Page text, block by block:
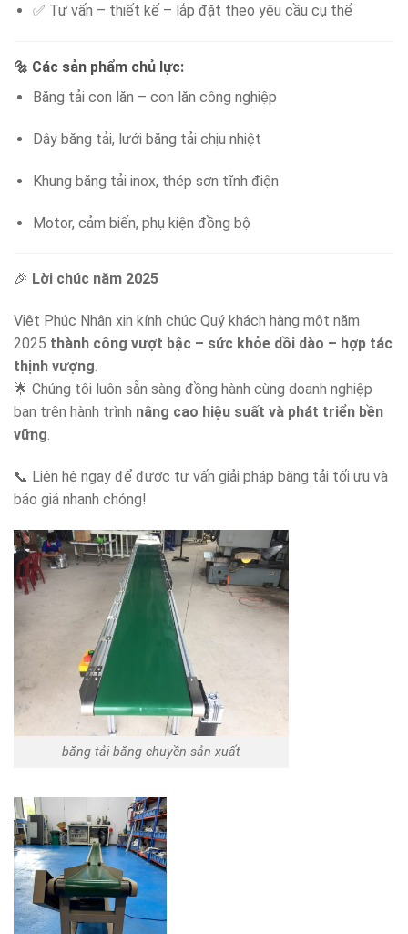
✅ Tư vấn – thiết kế – lắp đặt theo yêu cầu cụ thể
🔩 Các sản phẩm chủ lực:
Băng tải con lăn – con lăn công nghiệp
Dây băng tải, lưới băng tải chịu nhiệt
Khung băng tải inox, thép sơn tĩnh điện
Motor, cảm biến, phụ kiện đồng bộ
🎉 Lời chúc năm 2025
Việt Phúc Nhân xin kính chúc Quý khách hàng một năm
2025 thành công vượt bậc – sức khỏe dồi dào – hợp tác
thịnh vượng.
🌟 Chúng tôi luôn sẵn sàng đồng hành cùng doanh nghiệp
bạn trên hành trình nâng cao hiệu suất và phát triển bền
vững.
📞 Liên hệ ngay để được tư vấn giải pháp băng tải tối ưu và
báo giá nhanh chóng!
băng tải băng chuyền sản xuất